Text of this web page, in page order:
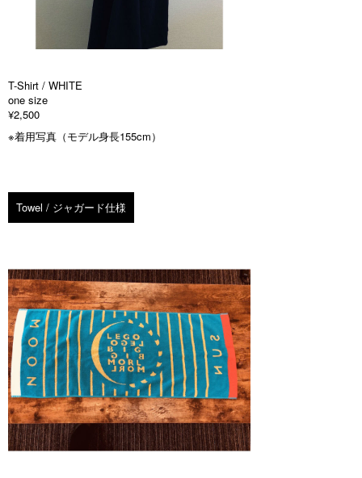
T-Shirt / WHITE
one size
¥2,500
※着用写真（モデル身長155cm）
Towel / ジャガード仕様